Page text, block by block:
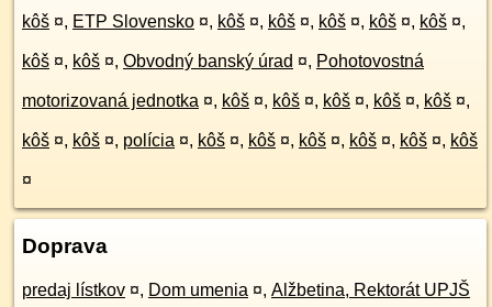
kôš ¤, ETP Slovensko ¤, kôš ¤, kôš ¤, kôš ¤, kôš ¤, kôš ¤,
kôš ¤, kôš ¤, Obvodný banský úrad ¤, Pohotovostná
motorizovaná jednotka ¤, kôš ¤, kôš ¤, kôš ¤, kôš ¤, kôš ¤,
kôš ¤, kôš ¤, polícia ¤, kôš ¤, kôš ¤, kôš ¤, kôš ¤, kôš ¤, kôš
¤
Doprava
predaj lístkov ¤, Dom umenia ¤, Alžbetina, Rektorát UPJŠ